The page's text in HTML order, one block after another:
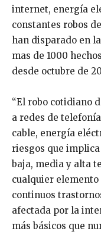
internet, energía
constantes robos
han disparado en
mas de 1000
desde octubre de
“El robo cotidiano
a redes de
cable, energía
riesgos que
baja, media y alta
cualquier
continuos
afectada por la
más básicos que